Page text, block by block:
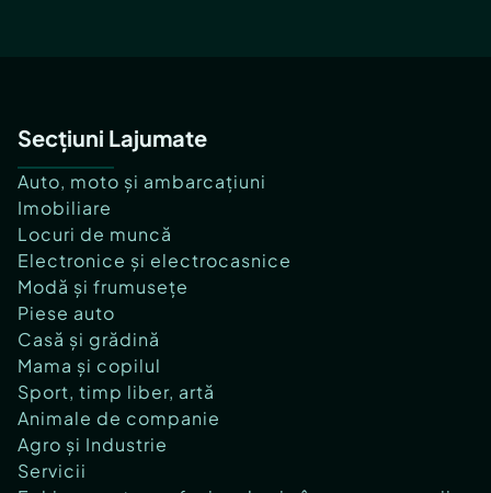
Secțiuni Lajumate
Auto, moto și ambarcațiuni
Imobiliare
Locuri de muncă
Electronice și electrocasnice
Modă și frumusețe
Piese auto
Casă și grădină
Mama și copilul
Sport, timp liber, artă
Animale de companie
Agro și Industrie
Servicii